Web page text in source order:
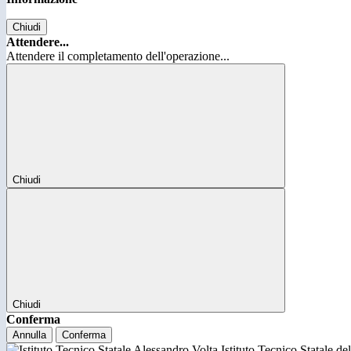
Chiudi
Attendere...
Attendere il completamento dell'operazione...
Chiudi
Chiudi
Conferma
Annulla Conferma